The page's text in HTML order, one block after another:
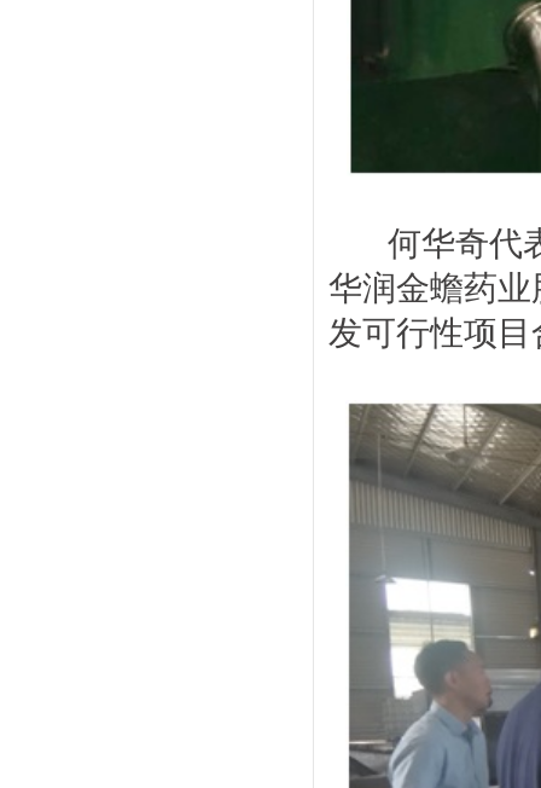
何华奇代表
华润金蟾药
发可行性项